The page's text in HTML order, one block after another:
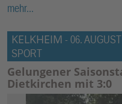
mehr...
KELKHEIM - 06.
SPORT
Gelungener
Dietkirchen mit 3:0